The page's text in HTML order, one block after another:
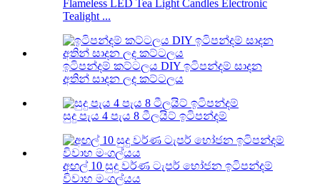
Flameless LED Tea Light Candles Electronic
Tealight ...
ඉටිපන්දම් කට්ටලය DIY ඉටිපන්දම් සාදන
අතින් සාදන ලද කට්ටලය
සුදු පැය 4 පැය 8 ටීලයිට් ඉටිපන්දම්
අඟල් 10 සුදු වර්ණ ටැපර් භෝජන ඉටිපන්දම්
විවාහ මංගල්යය